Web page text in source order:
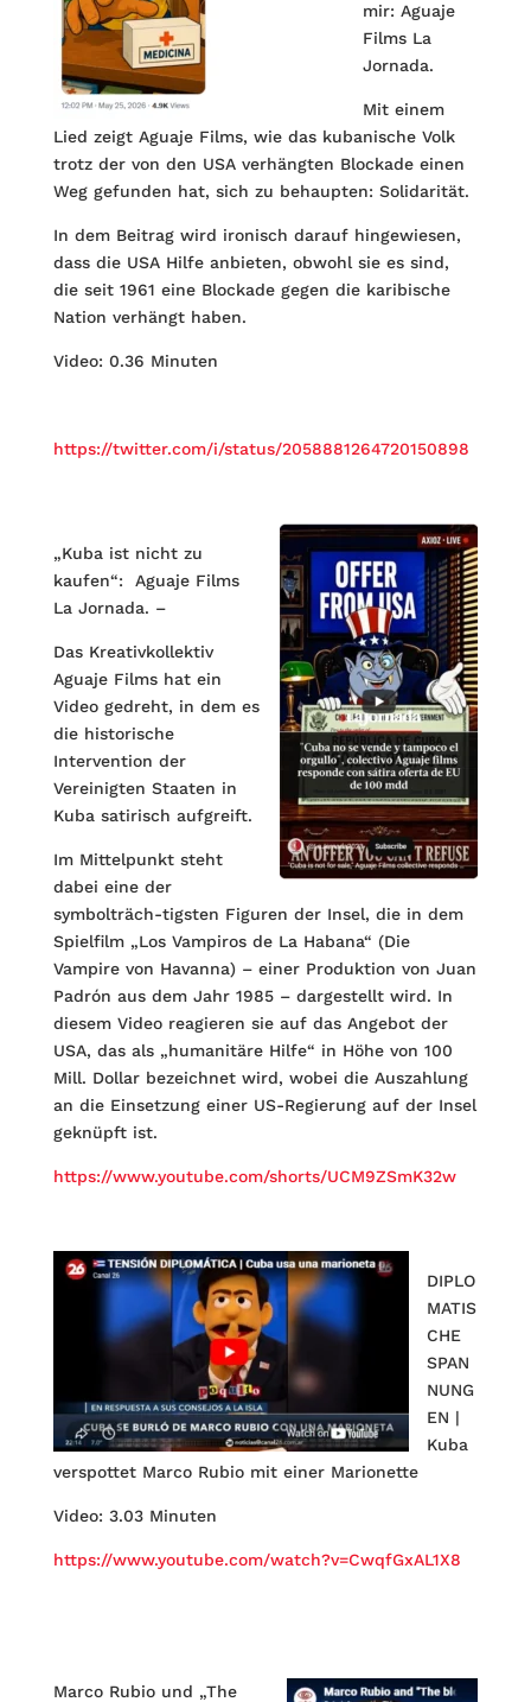
mir: Aguaje
Films La
Jornada.
Mit einem
Lied zeigt Aguaje Films, wie das kubanische Volk
trotz der von den USA verhängten Blockade einen
Weg gefunden hat, sich zu behaupten: Solidarität.
In dem Beitrag wird ironisch darauf hingewiesen,
dass die USA Hilfe anbieten, obwohl sie es sind,
die seit 1961 eine Blockade gegen die karibische
Nation verhängt haben.
Video: 0.36 Minuten
https://twitter.com/i/status/2058881264720150898
„Kuba ist nicht zu
kaufen“: Aguaje Films
La Jornada. –
Das Kreativkollektiv
Aguaje Films hat ein
Video gedreht, in dem es
die historische
Intervention der
Vereinigten Staaten in
Kuba satirisch aufgreift.
Im Mittelpunkt steht
dabei eine der
symbolträch-tigsten Figuren der Insel, die in dem
Spielfilm „Los Vampiros de La Habana“ (Die
Vampire von Havanna) – einer Produktion von Juan
Padrón aus dem Jahr 1985 – dargestellt wird. In
diesem Video reagieren sie auf das Angebot der
USA, das als „humanitäre Hilfe“ in Höhe von 100
Mill. Dollar bezeichnet wird, wobei die Auszahlung
an die Einsetzung einer US-Regierung auf der Insel
geknüpft ist.
https://www.youtube.com/shorts/UCM9ZSmK32w
DIPLO
MATIS
CHE
SPAN
NUNG
EN |
Kuba
verspottet Marco Rubio mit einer Marionette
Video: 3.03 Minuten
https://www.youtube.com/watch?v=CwqfGxAL1X8
Marco Rubio und „The